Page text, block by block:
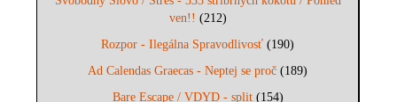
ven!! (212)
Rozpor - Ilegálna Spravodlivosť (190)
Ad Calendas Graecas - Neptej se proč (189)
Bare Escape / VDYD - split(154)